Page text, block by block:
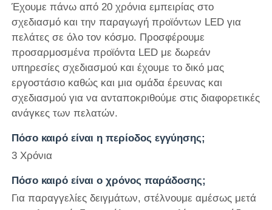
Έχουμε πάνω από 20 χρόνια εμπειρίας στο
σχεδιασμό και την παραγωγή προϊόντων LED για
πελάτες σε όλο τον κόσμο. Προσφέρουμε
προσαρμοσμένα προϊόντα LED με δωρεάν
υπηρεσίες σχεδιασμού και έχουμε το δικό μας
εργοστάσιο καθώς και μια ομάδα έρευνας και
σχεδιασμού για να ανταποκριθούμε στις διαφορετικές
ανάγκες των πελατών.
Πόσο καιρό είναι η περίοδος εγγύησης;
3 Χρόνια
Πόσο καιρό είναι ο χρόνος παράδοσης;
Για παραγγελίες δειγμάτων, στέλνουμε αμέσως μετά